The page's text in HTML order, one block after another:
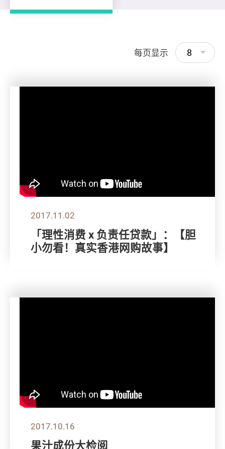
每页显示 8
2017.11.02
「理性消费 x 负责任贷款」：【胆
小勿看！真实香港网购故事】
2017.10.16
果汁成份大检阅